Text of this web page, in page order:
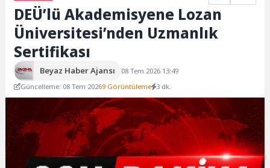
DEÜ’lü Akademisyene Lozan
Üniversitesi’nden Uzmanlık
Sertifikası
Beyaz Haber Ajansı
08 Tem 2026 13:49
Güncelleme: 08 Tem 20269 Görüntüleme 3 dk.